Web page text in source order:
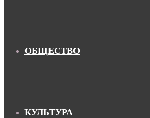
ОБЩЕСТВО
КУЛЬТУРА